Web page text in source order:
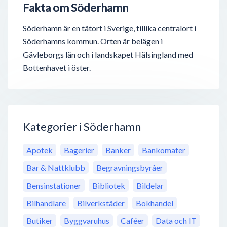
Fakta om Söderhamn
Söderhamn är en tätort i Sverige, tillika centralort i
Söderhamns kommun. Orten är belägen i
Gävleborgs län och i landskapet Hälsingland med
Bottenhavet i öster.
Kategorier i Söderhamn
Apotek Bagerier Banker
Bankomater
Bar & Nattklubb
Begravningsbyråer
Bensinstationer
Bibliotek
Bildelar
Bilhandlare
Bilverkstäder
Bokhandel
Butiker
Byggvaruhus Caféer
Data och IT